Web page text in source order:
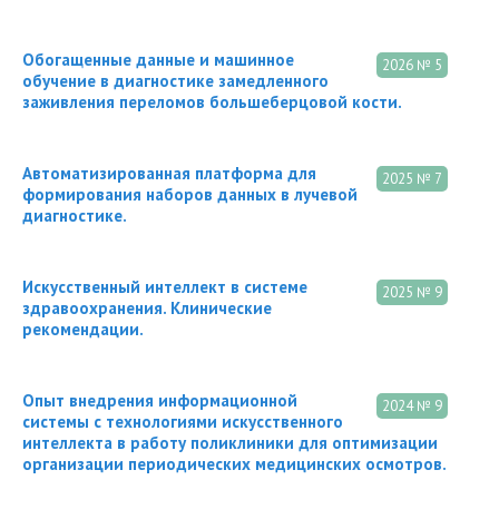
2026 № 5
Обогащенные данные и машинное
обучение в диагностике замедленного
заживления переломов большеберцовой кости.
2025 № 7
Автоматизированная платформа для
формирования наборов данных в лучевой
диагностике.
2025 № 9
Искусственный интеллект в системе
здравоохранения. Клинические
рекомендации.
2024 № 9
Опыт внедрения информационной
системы с технологиями искусственного
интеллекта в работу поликлиники для оптимизации
организации периодических медицинских осмотров.